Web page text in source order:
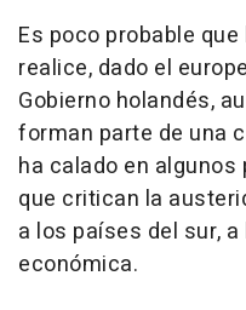
Es poco probable
realice, dado el
Gobierno holandés,
forman parte de una
ha calado en algunos
que critican la
a los países del sur,
económica.